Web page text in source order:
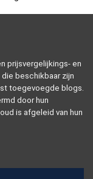
prijsvergelijkings- en
beschikbaar zijn
toegevoegde blogs.
door hun
is afgeleid van hun